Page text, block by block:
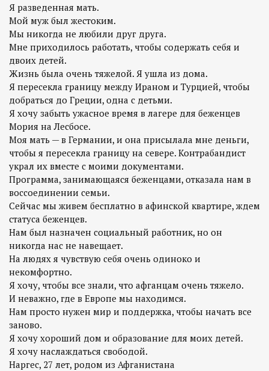
Я разведенная мать.
Мой муж был жестоким.
Мы никогда не любили друг друга.
Мне приходилось работать, чтобы содержать себя и
двоих детей.
Жизнь была очень тяжелой. Я ушла из дома.
Я пересекла границу между Ираном и Турцией, чтобы
добраться до Греции, одна с детьми.
Я хочу забыть ужасное время в лагере для беженцев
Мория на Лесбосе.
Моя мать — в Германии, и она присылала мне деньги,
чтобы я пересекла границу на севере. Контрабандист
украл их вместе с моими документами.
Программа, занимающаяся беженцами, отказала нам в
воссоединении семьи.
Сейчас мы живем бесплатно в афинской квартире, ждем
статуса беженцев.
Нам был назначен социальный работник, но он
никогда нас не навещает.
На людях я чувствую себя очень одиноко и
некомфортно.
Я хочу, чтобы все знали, что афганцам очень тяжело.
И неважно, где в Европе мы находимся.
Нам просто нужен мир и поддержка, чтобы начать все
заново.
Я хочу хороший дом и образование для моих детей.
Я хочу наслаждаться свободой.
Наргес, 27 лет, родом из Афганистана